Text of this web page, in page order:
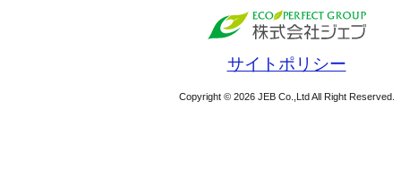
サイトポリシー
Copyright © 2026 JEB Co.,Ltd All Right Reserved.